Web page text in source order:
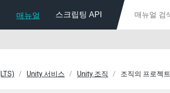
매뉴얼 스크립팅 API
Unity 서비스 Unity 조직 조직의 프로젝